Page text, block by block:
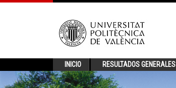
INICIO RESULTADOS GENERALES